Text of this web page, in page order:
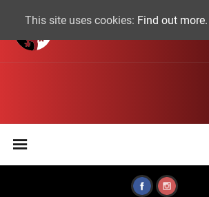
This site uses cookies: Find out more.